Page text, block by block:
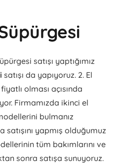
satışı yaptığımız
satışı da yapıyoruz. 2. El
olması açısında
Firmamızda ikinci el
bulmanız
satışını yapmış olduğumuz
tüm bakımlarını ve
sonra satışa sunuyoruz.